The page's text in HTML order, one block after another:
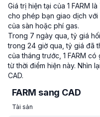
Giá trị hiện tại của 1 FARM là
cho phép bạn giao dịch với
của sàn hoặc phí gas.
Trong 7 ngày qua, tỷ giá
trong 24 giờ qua, tỷ giá đã
của tháng trước, 1 FARM
từ thời điểm hiện này. Nhìn
CAD.
FARM sang CAD
Tài sản